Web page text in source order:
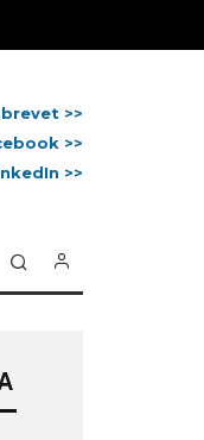
>>
>>
>>